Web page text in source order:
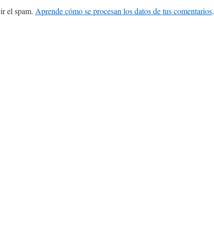
el spam. Aprende cómo se procesan los datos de tus comentarios.